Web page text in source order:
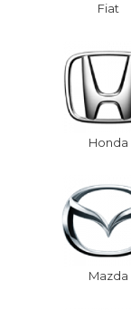
Fiat
Honda
Mazda